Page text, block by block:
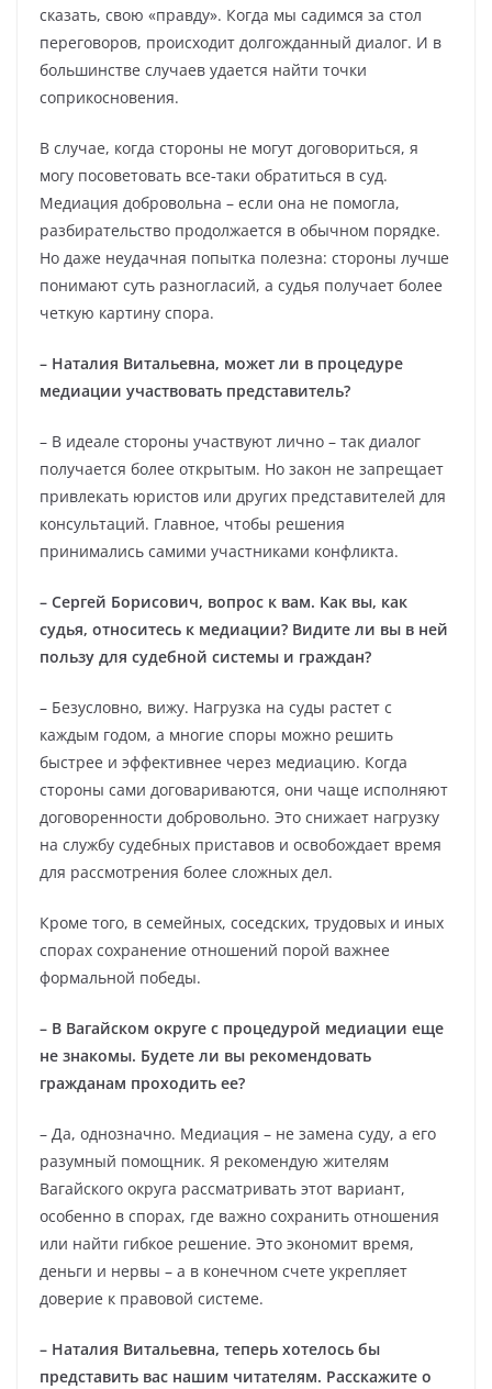
сказать, свою «правду». Когда мы садимся за стол
переговоров, происходит долгожданный диалог. И в
большинстве случаев удается найти точки
соприкосновения.
В случае, когда стороны не могут договориться, я
могу посоветовать все‑таки обратиться в суд.
Медиация добровольна – если она не помогла,
разбирательство продолжается в обычном порядке.
Но даже неудачная попытка полезна: стороны лучше
понимают суть разногласий, а судья получает более
четкую картину спора.
– Наталия Витальевна, может ли в процедуре
медиации участвовать представитель?
– В идеале стороны участвуют лично – так диалог
получается более открытым. Но закон не запрещает
привлекать юристов или других представителей для
консультаций. Главное, чтобы решения
принимались самими участниками конфликта.
– Сергей Борисович, вопрос к вам. Как вы, как
судья, относитесь к медиации? Видите ли вы в ней
пользу для судебной системы и граждан?
– Безусловно, вижу. Нагрузка на суды растет с
каждым годом, а многие споры можно решить
быстрее и эффективнее через медиацию. Когда
стороны сами договариваются, они чаще исполняют
договоренности добровольно. Это снижает нагрузку
на службу судебных приставов и освобождает время
для рассмотрения более сложных дел.
Кроме того, в семейных, соседских, трудовых и иных
спорах сохранение отношений порой важнее
формальной победы.
– В Вагайском округе с процедурой медиации еще
не знакомы. Будете ли вы рекомендовать
гражданам проходить ее?
– Да, однозначно. Медиация – не замена суду, а его
разумный помощник. Я рекомендую жителям
Вагайского округа рассматривать этот вариант,
особенно в спорах, где важно сохранить отношения
или найти гибкое решение. Это экономит время,
деньги и нервы – а в конечном счете укрепляет
доверие к правовой системе.
– Наталия Витальевна, теперь хотелось бы
представить вас нашим читателям. Расскажите о